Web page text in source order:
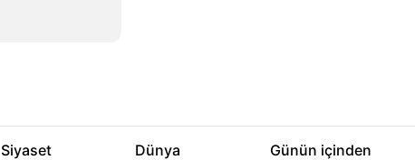
Siyaset Dünya Günün içinden